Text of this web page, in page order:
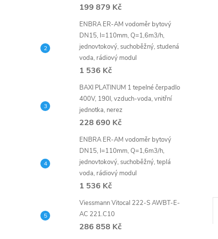
p
n
l
199 879 Kč
ENBRA ER-AM vodoměr bytový
DN15, l=110mm, Q=1,6m3/h,
jednovtokový, suchoběžný, studená
voda, rádiový modul
1 536 Kč
BAXI PLATINUM 1 tepelné čerpadlo
400V, 190l, vzduch-voda, vnitřní
jednotka, nerez
228 690 Kč
ENBRA ER-AM vodoměr bytový
DN15, l=110mm, Q=1,6m3/h,
jednovtokový, suchoběžný, teplá
voda, rádiový modul
1 536 Kč
Viessmann Vitocal 222-S AWBT-E-
AC 221.C10
286 858 Kč